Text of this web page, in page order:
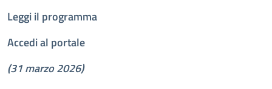
Leggi il programma
Accedi al portale
(31 marzo 2026)